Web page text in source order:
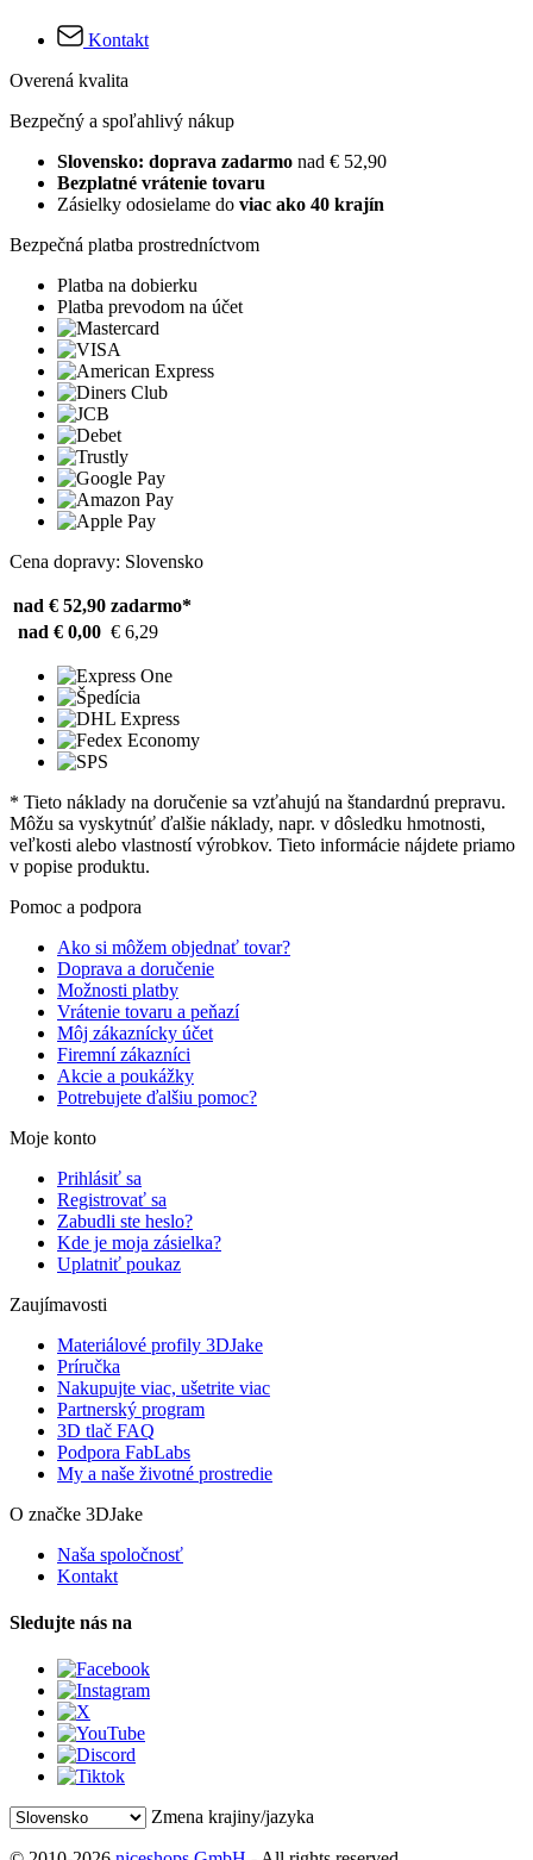
Kontakt
Overená kvalita
Bezpečný a spoľahlivý nákup
Slovensko: doprava zadarmo nad € 52,90
Bezplatné vrátenie tovaru
Zásielky odosielame do viac ako 40 krajín
Bezpečná platba prostredníctvom
Platba na dobierku
Platba prevodom na účet
Cena dopravy: Slovensko
nad € 52,90 zadarmo*
nad € 0,00 € 6,29
* Tieto náklady na doručenie sa vzťahujú na štandardnú prepravu.
Môžu sa vyskytnúť ďalšie náklady, napr. v dôsledku hmotnosti,
veľkosti alebo vlastností výrobkov. Tieto informácie nájdete priamo
v popise produktu.
Pomoc a podpora
Ako si môžem objednať tovar?
Doprava a doručenie
Možnosti platby
Vrátenie tovaru a peňazí
Môj zákaznícky účet
Firemní zákazníci
Akcie a poukážky
Potrebujete ďalšiu pomoc?
Moje konto
Prihlásiť sa
Registrovať sa
Zabudli ste heslo?
Kde je moja zásielka?
Uplatniť poukaz
Zaujímavosti
Materiálové profily 3DJake
Príručka
Nakupujte viac, ušetrite viac
Partnerský program
3D tlač FAQ
Podpora FabLabs
My a naše životné prostredie
O značke 3DJake
Naša spoločnosť
Kontakt
Sledujte nás na
Zmena krajiny/jazyka